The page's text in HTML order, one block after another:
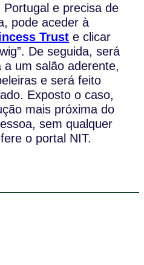
e precisa de
pode aceder à
Trust e clicar
De seguida, será
um salão aderente,
e será feito
Exposto o caso,
mais próxima do
sem qualquer
o portal NIT.